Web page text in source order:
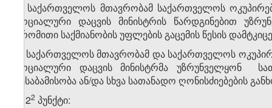
ა) საქართველოს მთავრობამ საქართველოს
სოციალური დაცვის მინისტრის წარდგინებით
შრომითი საქმიანობის უფლების გაცემის წესის
ბ) საქართველოს მთავრობამ და საქართველოს
სოციალური დაცვის მინისტრმა უზრუნველყონ
შესაბამისობა ან/და სხვა სათანადო ღონისძიებების
ბ) 2​2 პუნქტი: